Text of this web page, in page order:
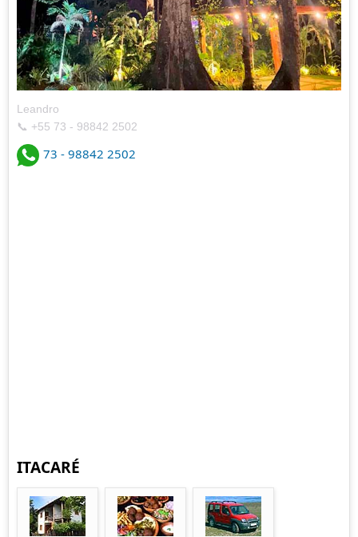
Leandro
📞 +55 73 - 98842 2502
73 - 98842 2502
ITACARÉ